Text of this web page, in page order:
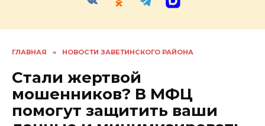
ГЛАВНАЯ » НОВОСТИ ЗАВЕТИНСКОГО РАЙОНА
Стали жертвой
мошенников? В МФЦ
помогут защитить ваши